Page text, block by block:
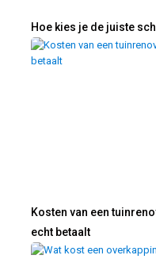
Hoe kies je de juiste
Kosten van een
echt betaalt